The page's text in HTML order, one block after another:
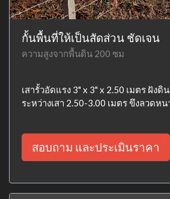
กั้นพื้นที่ให้เป็นสัดส่วน ชัดเจน
ความสูงจากพื้นดิน 200 ซม
เสารั้วอัดแรง 3" x 3" x 2.50 เมตร ฝังดิ
ระหว่างเสา 2.50-3.00 เมตร ขึงลวดห
สอบถาม และประเมินราคา